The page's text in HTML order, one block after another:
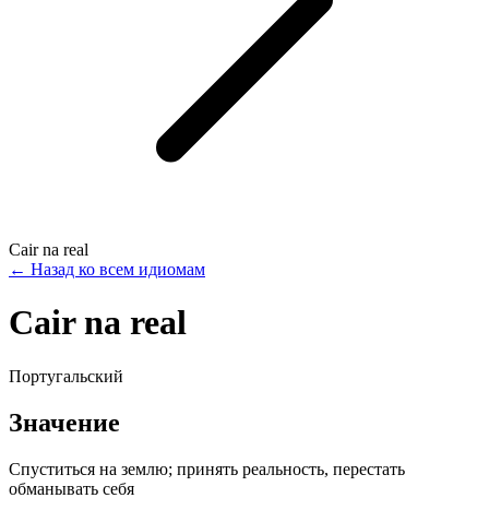
Cair na real
← Назад ко всем идиомам
Cair na real
Португальский
Значение
Спуститься на землю; принять реальность, перестать
обманывать себя